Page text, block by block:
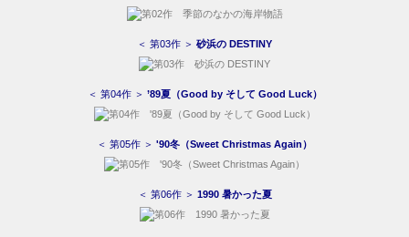
＜ 第03作 ＞ 砂浜の DESTINY
＜ 第04作 ＞ ’89夏（Good by そして Good Luck）
＜ 第05作 ＞ '90冬（Sweet Christmas Again）
＜ 第06作 ＞ 1990 暑かった夏